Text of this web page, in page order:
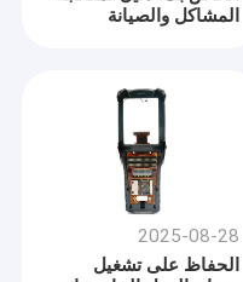
المشاكل والصيانة
2025-08-28
الحفاظ على تشغيل